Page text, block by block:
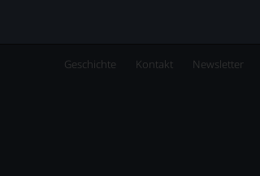
Geschichte Kontakt Newsletter